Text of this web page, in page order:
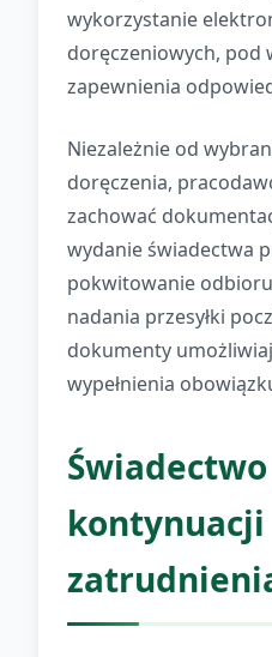
wykorzystanie
doręczeniowych, pod
zapewnienia
Niezależnie od
doręczenia,
zachować
wydanie świadectwa
pokwitowanie
nadania przesyłki
dokumenty
wypełnienia
kontynuacji